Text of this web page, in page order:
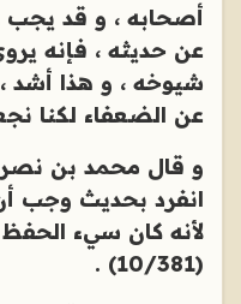
أصحابه ، و قد يجب
عن حديثه ، فإنه
شيوخه ، و هذا أشد ،
عن الضعفاء لكنا
و قال محمد بن نصر
انفرد بحديث وجب
لأنه كان سيء الحفظ
(10/381) .